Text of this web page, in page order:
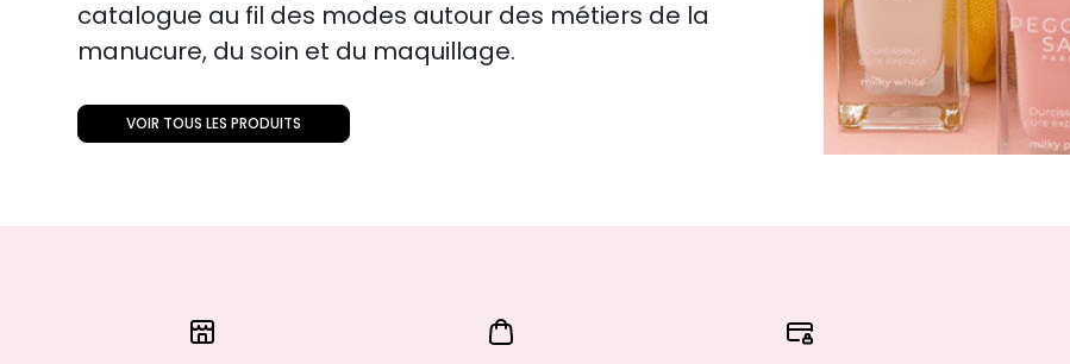
catalogue au fil des modes autour des métiers de la
manucure, du soin et du maquillage.
VOIR TOUS LES PRODUITS